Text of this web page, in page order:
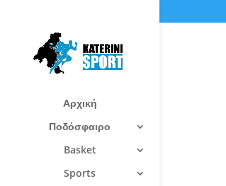
Αρχική
Ποδόσφαιρο
Basket
Sports